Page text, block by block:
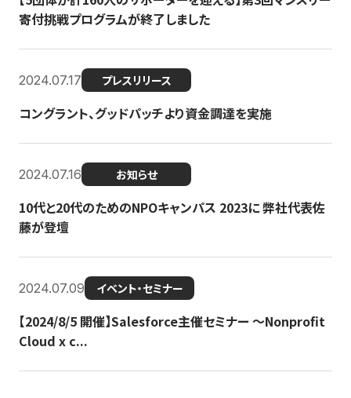
寄付挑戦プログラムが終了しました
2024.07.17 プレスリリース
コングラント、グッドパッチより資金調達を実施
2024.07.16 お知らせ
10代と20代のためのNPOキャンパス 2023に 弊社代表佐
藤が登壇
2024.07.09 イベント・セミナー
【2024/8/5 開催】Salesforce主催セミナー 〜Nonprofit
Cloud x c...